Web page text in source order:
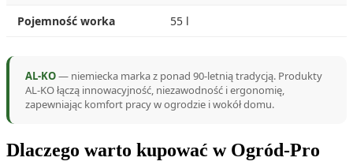
Pojemność worka 55 l
AL-KO— niemiecka marka z ponad 90-letnią tradycją. Produkty
AL-KO łączą innowacyjność, niezawodność i ergonomię,
zapewniając komfort pracy w ogrodzie i wokół domu.
Dlaczego warto kupować w Ogród-Pro